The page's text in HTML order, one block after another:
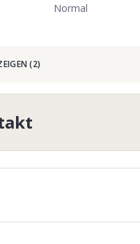
Normal
(2)